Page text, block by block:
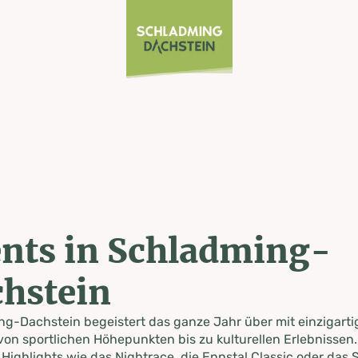
in Schladming-
Dachstein begeistert das ganze Jahr über mit
sportlichen Höhepunkten bis zu kulturellen Erlebnissen.